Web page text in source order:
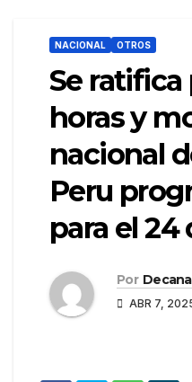
NACIONAL OTROS
Se ratifica
horas y
nacional
Peru
para el 24
Por
ABR 7,